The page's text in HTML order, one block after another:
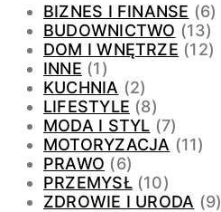
BIZNES I FINANSE (6)
BUDOWNICTWO (13)
DOM I WNĘTRZE (12)
INNE (1)
KUCHNIA (2)
LIFESTYLE (8)
MODA I STYL (7)
MOTORYZACJA (11)
PRAWO (6)
PRZEMYSŁ(10)
ZDROWIE I URODA (9)